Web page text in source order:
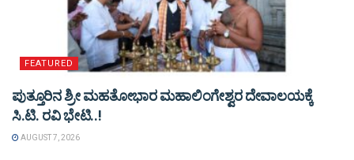
FEATURED
ಪುತ್ತೂರಿನ ಶ್ರೀ ಮಹತೋಭಾರ ಮಹಾಲಿಂಗೇಶ್ವರ ದೇವಾಲಯಕ್ಕೆ
ಸಿ.ಟಿ. ರವಿ ಭೇಟಿ..!
AUGUST 7, 2026